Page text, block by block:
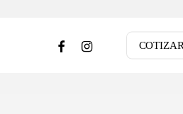
COTIZAR
facebookinstagram